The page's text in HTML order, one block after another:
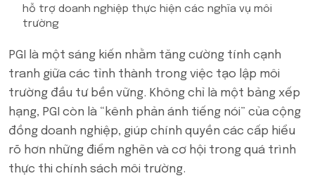
hỗ trợ doanh nghiệp thực hiện các nghĩa vụ môi
trường
PGI là một sáng kiến nhằm tăng cường tính cạnh
tranh giữa các tỉnh thành trong việc tạo lập môi
trường đầu tư bền vững. Không chỉ là một bảng xếp
hạng, PGI còn là “kênh phản ánh tiếng nói” của cộng
đồng doanh nghiệp, giúp chính quyền các cấp hiểu
rõ hơn những điểm nghẽn và cơ hội trong quá trình
thực thi chính sách môi trường.